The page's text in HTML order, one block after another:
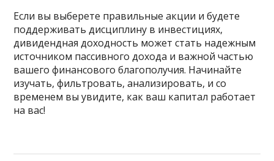
Если вы выберете правильные акции и будете
поддерживать дисциплину в инвестициях,
дивидендная доходность может стать надежным
источником пассивного дохода и важной частью
вашего финансового благополучия. Начинайте
изучать, фильтровать, анализировать, и со
временем вы увидите, как ваш капитал работает
на вас!